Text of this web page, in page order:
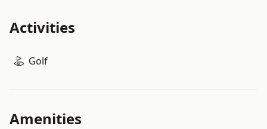
Activities
Golf
Amenities